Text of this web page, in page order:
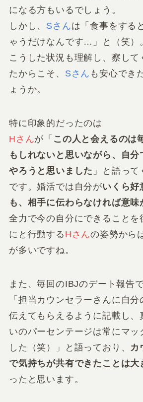
になる方もいるでしょう。
しかし、 Sさんは「食事をする
ゃうだけなんです…」と（笑）
こうした状況も理解し、察して
たからこそ、 Sさん も安心でき
ょうか。
特に印象的だったのは
Hさんが「 この人と会えるのは
もしれないと思いながら、自分
やろうと思いました 」と語って
です。婚活では自分がいくら好
も、相手に伝わらなければ意味
全力で今の自分にできることを
にと行動する Hさんの姿勢から
が多いですね。
また、毎回のIBJのデート報告で
「担当カウンセラーさんに自分
伝えてもらえるように記載し、
いのパーセンテージは常にマッ
した（笑）」と語っており、 カ
で気持ちが共有できたことは大
ったと思います。